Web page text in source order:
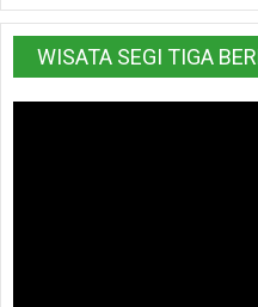
WISATA SEGI TIGA